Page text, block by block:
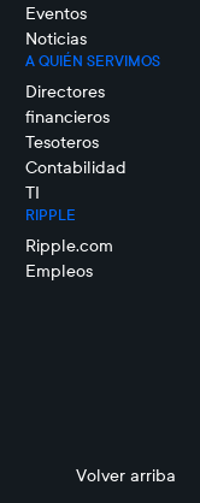
Eventos
Noticias
A QUIÉN SERVIMOS
Directores
financieros
Tesoteros
Contabilidad
TI
RIPPLE
Ripple.com
Empleos
Volver arriba